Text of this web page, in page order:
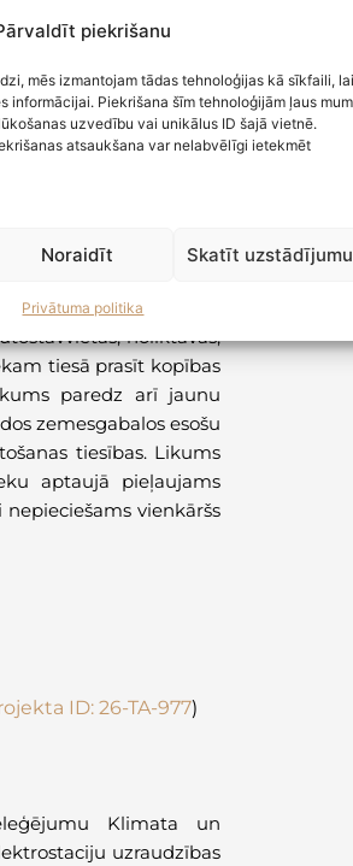
piekrišanu
mēs izmantojam tādas tehnoloģijas kā sīkfaili, lai
informācijai. Piekrišana šīm tehnoloģijām ļaus
uzvedību vai unikālus ID šajā vietnē.
atsaukšana var nelabvēlīgi ietekmēt
Noraidīt Skatīt
Privātuma politika
pārvaldīšanā, ievieš
noliktavas,
tiesā prasīt kopības
paredz arī jaunu
zemesgabalos esošu
tiesības. Likums
aptaujā pieļaujams
vienkāršs
ID: 26-TA-977)
Klimata un
uzraudzības